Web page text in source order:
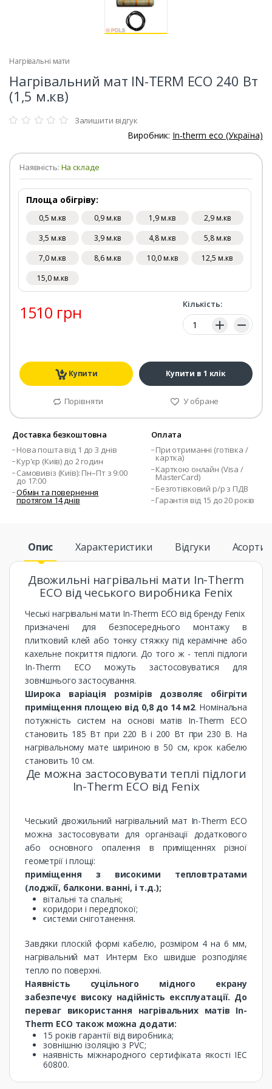
Нагрівальні мати
Нагрівальний мат IN-TERM ECO 240 Вт
(1,5 м.кв)
Залишити відгук
Виробник: In-therm eco (Україна)
Наявність: На складе
Площа обігріву:
0,5 м.кв 0,9 м.кв 1,9 м.кв
2,9 м.кв
3,5 м.кв
3,9 м.кв 4,8 м.кв
5,8 м.кв
7,0 м.кв
8,6 м.кв 10,0 м.кв
12,5 м.кв
15,0 м.кв
1510 грн Кількість:
Кількість:
Купити Купити в 1 клік
Порівняти У обране
Доставка безкоштовна
Нова пошта від 1 до 3 днів
Кур'єр (Київ) до 2 годин
Самовивіз (Київ): Пн–Пт з 9:00
до 17:00
Обмін та повернення
протягом 14 днів
Оплата
При отриманні (готівка /
картка)
Карткою онлайн (Visa /
MasterCard)
Безготівковий р/р з ПДВ
Гарантія від 15 до 20 років
Опис Характеристики Відгуки
Двожильні нагрівальні мати In-Therm
ECO від чеського виробника Fenix
Чеські нагрівальні мати In-Therm ECO від бренду Fenix ​​
призначені для безпосереднього монтажу в
плитковий клей або тонку стяжку під керамічне або
кахельне покриття підлоги. До того ж - теплі підлоги
In-Therm ECO можуть застосовуватися для
зовнішнього застосування.
Широка варіація розмірів дозволяє обігріти
приміщення площею від 0,8 до 14 м2. Номінальна
потужність систем на основі матів In-Therm ECO
становить 185 Вт при 220 В і 200 Вт при 230 В. На
нагрівальному мате шириною в 50 см, крок кабелю
становить 10 см.
Де можна застосовувати теплі підлоги
In-Therm ECO від Fenix
Чеський двожильний нагрівальний мат In-Therm ECO
можна застосовувати для організації додаткового
або основного опалення в приміщеннях різної
геометрії і площі:
приміщення з високими тепловтратами
(лоджії, балкони. ванні, і т.д.);
вітальні та спальні;
коридори і передпокої;
системи сніготанення.
Завдяки плоскій формі кабелю, розміром 4 на 6 мм,
нагрівальний мат Интерм Еко швидше розподіляє
тепло по поверхні.
Наявність суцільного мідного екрану
забезпечує високу надійність експлуатації. До
переваг використання нагрівальних матів In-
Therm ECO також можна додати:
15 років гарантії від виробника;
зовнішню ізоляцію з PVC;
наявність міжнародного сертифіката якості IEC
60800.